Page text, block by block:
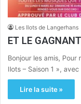
Les Ilots de Langerhans
ET LE
Bonjour les amis, Pour
Ilots – Saison 1 »,
Lire la suite »